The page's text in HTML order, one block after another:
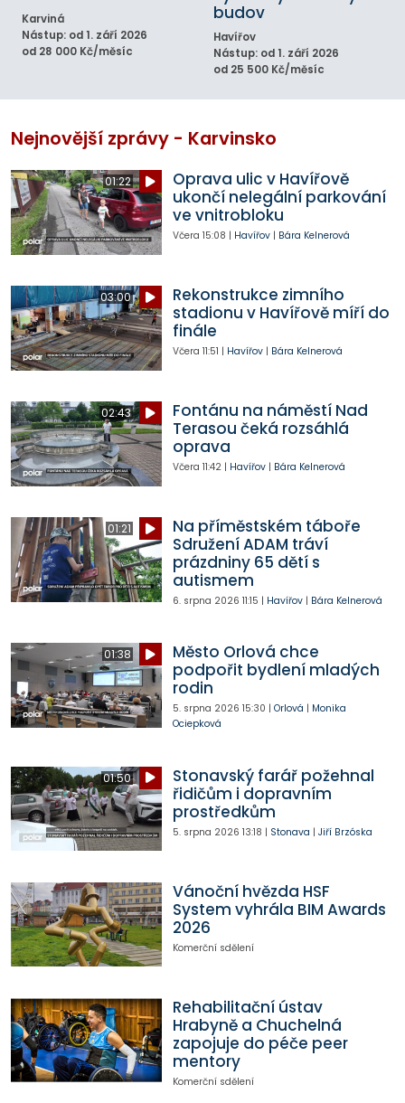
Karviná
Nástup: od 1. září 2026
od 28 000 Kč/měsíc
budov
Havířov
Nástup: od 1. září 2026
od 25 500 Kč/měsíc
Nejnovější zprávy - Karvinsko
01:22
Oprava ulic v Havířově
ukončí nelegální parkování
ve vnitrobloku
Včera 15:08 | Havířov| Bára Kelnerová
03:00
Rekonstrukce zimního
stadionu v Havířově míří do
finále
Včera 11:51 | Havířov| Bára Kelnerová
02:43
Fontánu na náměstí Nad
Terasou čeká rozsáhlá
oprava
Včera 11:42| Havířov| Bára Kelnerová
01:21
Na příměstském táboře
Sdružení ADAM tráví
prázdniny 65 dětí s
autismem
6. srpna 2026 11:15 | Havířov| Bára Kelnerová
01:38
Město Orlová chce
podpořit bydlení mladých
rodin
5. srpna 2026 15:30 | Orlová | Monika
Ociepková
01:50
Stonavský farář požehnal
řidičům i dopravním
prostředkům
5. srpna 2026 13:18 | Stonava | Jiří Brzóska
Vánoční hvězda HSF
System vyhrála BIM Awards
2026
Komerční sdělení
Rehabilitační ústav
Hrabyně a Chuchelná
zapojuje do péče peer
mentory
Komerční sdělení